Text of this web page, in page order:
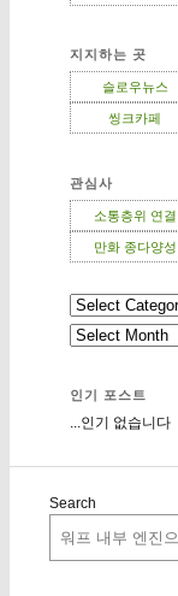
지지하는 곳
슬로우뉴스
씽크카페
관심사
소통층위 연결
만화 종다양성
인기 포스트
...인기 없습니다
Search